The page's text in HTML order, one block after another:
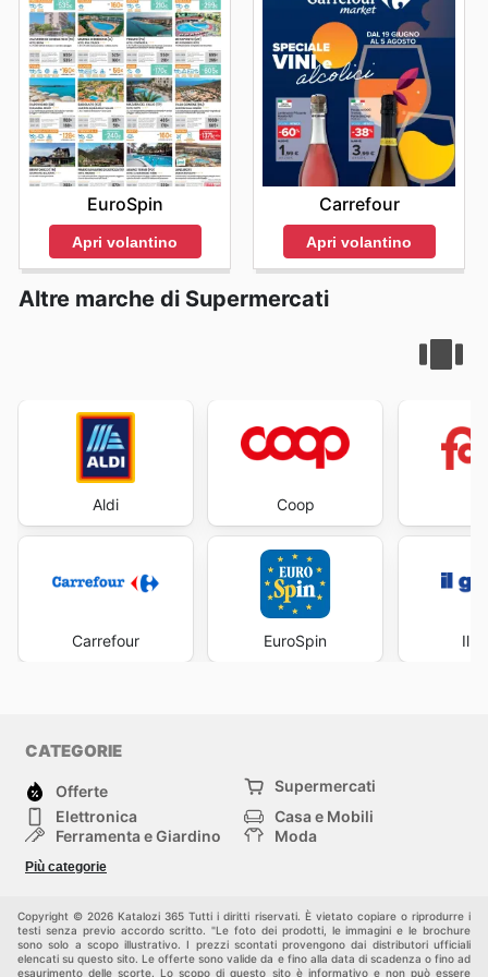
EuroSpin
Apri volantino
Carrefour
Apri volantino
Altre marche di Supermercati
Aldi
Carrefour
Coop
EuroSpin Il
CATEGORIE
Offerte
Supermercati
Elettronica
Casa e Mobili
Ferramenta e Giardino
Moda
Bambini e Neonati
Più categorie
Copyright © 2026 Katalozi 365 Tutti i diritti riservati. È vietato copiare o riprodurre i
testi senza previo accordo scritto. "Le foto dei prodotti, le immagini e le brochure
sono solo a scopo illustrativo. I prezzi scontati provengono dai distributori ufficiali
elencati su questo sito. Le offerte sono valide da e fino alla data di scadenza o fino ad
esaurimento delle scorte. Lo scopo di questo sito è informativo e non può essere